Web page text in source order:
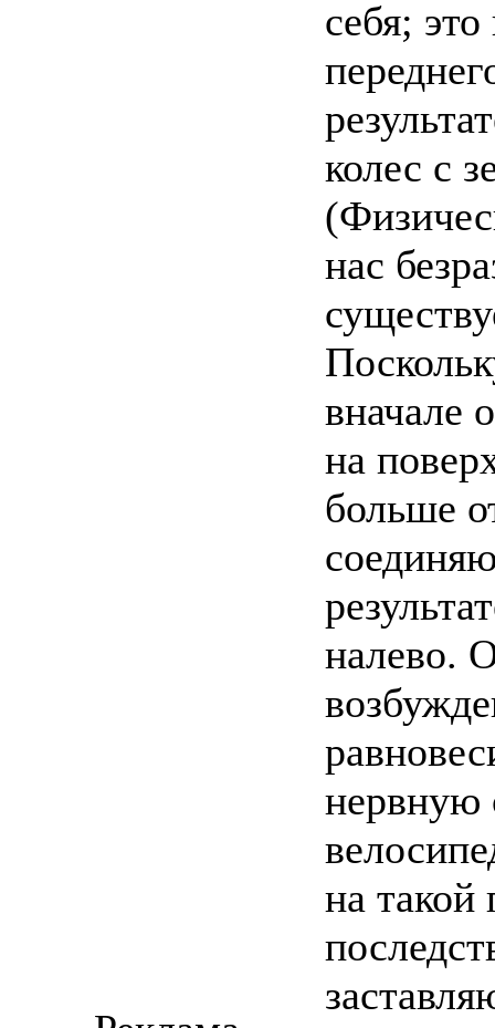
себя;
колес с
нас
вначале
на
больше
налево.
нервную
на такой